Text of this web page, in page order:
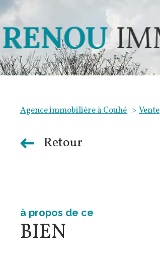
Agence immobilière à Couhé Vente
Retour
à propos de ce
BIEN